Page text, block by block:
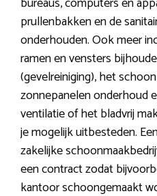
prullenbakken en de
onderhouden. Ook meer
ramen en vensters
(gevelreiniging), het
zonnepanelen onderhoud
ventilatie of het bladvrij
je mogelijk uitbesteden.
zakelijke
een contract zodat
kantoor schoongemaakt